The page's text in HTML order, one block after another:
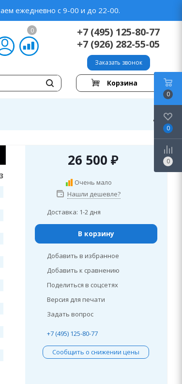
ежедневно с 9-00 и до 22-00.
0
+7 (495) 125-80-77
+7 (926) 282-55-05
Заказать звонок
Корзина
26 500 ₽
Очень мало
Нашли дешевле?
Доставка: 1-2 дня
В корзину
Добавить в избранное
Добавить к сравнению
Поделиться в соцсетях
Версия для печати
Задать вопрос
+7 (495) 125-80-77
Сообщить о снижении цены
0
0
0